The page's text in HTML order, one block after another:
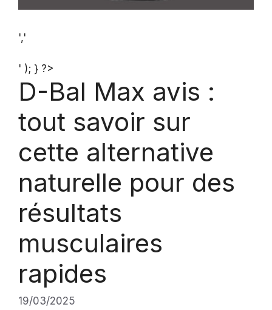
','
' ); } ?>
D-Bal Max avis :
tout savoir sur
cette alternative
naturelle pour des
résultats
musculaires
rapides
19/03/2025